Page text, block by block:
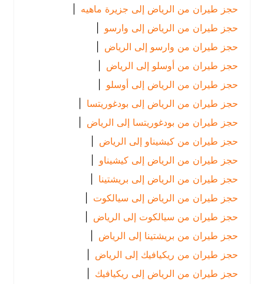
حجز طيران من الرياض إلى جزيرة ماهيه |
حجز طيران من الرياض إلى وارسو
|
حجز طيران من وارسو إلى الرياض
|
حجز طيران من أوسلو إلى الرياض
|
حجز طيران من الرياض إلى أوسلو
|
حجز طيران من الرياض إلى بودغوريتسا
|
حجز طيران من بودغوريتسا إلى الرياض
|
حجز طيران من كيشيناو إلى الرياض
|
حجز طيران من الرياض إلى كيشيناو |
حجز طيران من الرياض إلى بريشتينا |
حجز طيران من الرياض إلى سيالكوت |
حجز طيران من سيالكوت إلى الرياض
|
حجز طيران من بريشتينا إلى الرياض
|
حجز طيران من ريكيافيك إلى الرياض
|
حجز طيران من الرياض إلى ريكيافيك |